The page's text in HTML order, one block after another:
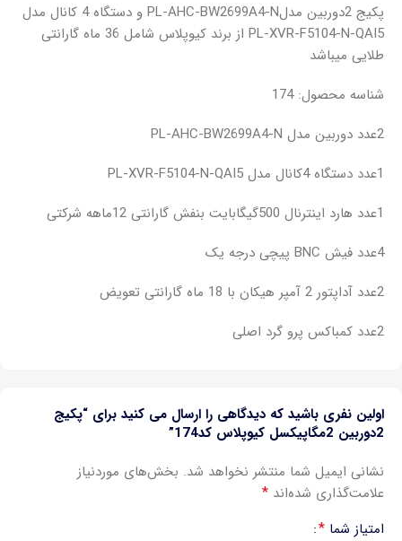
پکیج 2دوربین مدلPL-AHC-BW2699A4-N و دستگاه 4 کانال مدل
PL-XVR-F5104-N-QAI5 از برند کیوپلاس شامل 36 ماه گارانتی
طلایی میباشد
شناسه محصول: 174
2عدد دوربین مدل PL-AHC-BW2699A4-N
1عدد دستگاه 4کانال مدل PL-XVR-F5104-N-QAI5
1عدد هارد اینترنال 500گیگابایت بنفش گارانتی 12ماهه شرکتی
4عدد فیش BNC پیچی درجه یک
2عدد آداپتور 2 آمپر هیکان با 18 ماه گارانتی تعویض
2عدد کمباکس پرو گرد اصلی
اولین نفری باشید که دیدگاهی را ارسال می کنید برای “پکیج
2دوربین 2مگاپیکسل کیوپلاس کد174”
نشانی ایمیل شما منتشر نخواهد شد. بخش‌های موردنیاز
علامت‌گذاری شده‌اند *
امتیاز شما *